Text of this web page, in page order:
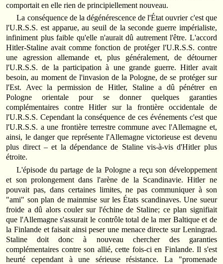
comportait en elle rien de principiellement nouveau.
La conséquence de la dégénérescence de l'État ouvrier c'est que
l'U.R.S.S. est apparue, au seuil de la seconde guerre impérialiste,
infiniment plus faible qu'elle n'aurait dû autrement l'être. L'accord
Hitler-Staline avait comme fonction de protéger l'U.R.S.S. contre
une agression allemande et, plus généralement, de détourner
l'U.R.S.S. de la participation à une grande guerre. Hitler avait
besoin, au moment de l'invasion de la Pologne, de se protéger sur
l'Est. Avec la permission de Hitler, Staline a dû pénétrer en
Pologne orientale pour se donner quelques garanties
complémentaires contre Hitler sur la frontière occidentale de
l'U.R.S.S. Cependant la conséquence de ces événements c'est que
l'U.R.S.S. a une frontière terrestre commune avec l'Allemagne et,
ainsi, le danger que représente l'Allemagne victorieuse est devenu
plus direct – et la dépendance de Staline vis-à-vis d'Hitler plus
étroite.
L'épisode du partage de la Pologne a reçu son développement
et son prolongement dans l'arène de la Scandinavie. Hitler ne
pouvait pas, dans certaines limites, ne pas communiquer à son
"ami" son plan de mainmise sur les États scandinaves. Une sueur
froide a dû alors couler sur l'échine de Staline; ce plan signifiait
que l'Allemagne s'assurait le contrôle total de la mer Baltique et de
la Finlande et faisait ainsi peser une menace directe sur Leningrad.
Staline doit donc à nouveau chercher des garanties
complémentaires contre son allié, cette fois-ci en Finlande. Il s'est
heurté cependant à une sérieuse résistance. La "promenade